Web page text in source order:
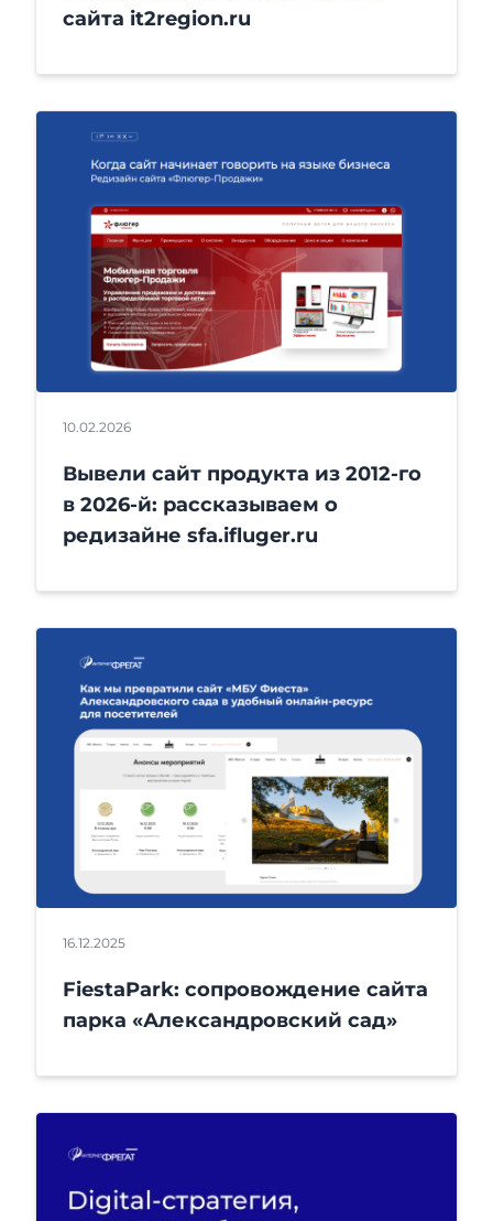
сайта it2region.ru
10.02.2026
Вывели сайт продукта из 2012-го
в 2026-й: рассказываем о
редизайне sfa.ifluger.ru
16.12.2025
FiestaPark: сопровождение сайта
парка «Александровский сад»